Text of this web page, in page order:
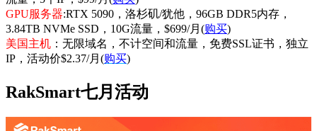
GPU服务器:RTX 5090，洛杉矶/犹他，96GB DDR5内存，
3.84TB NVMe SSD，10G流量，$699/月(购买)
美国主机 ：无限域名，不计空间和流量，免费SSL证书，独立
IP，活动价$2.37/月(购买)
RakSmart七月活动